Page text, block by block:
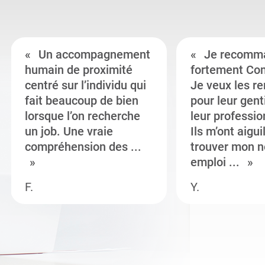
Un accompagnement
humain de proximité
centré sur l’individu qui
fait beaucoup de bien
lorsque l’on recherche
un job. Une vraie
compréhension des ...
F.
Je
fortement
Je veux les
pour leur
leur
Ils m’ont
trouver mon
emploi ...
Y.